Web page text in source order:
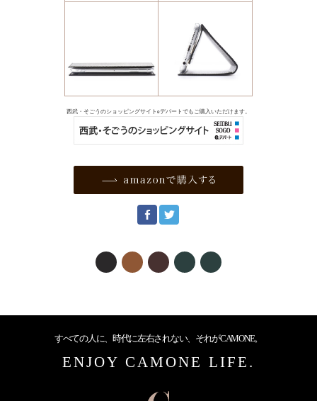
西武・そごうのショッピングサイトeデパートでもご購入いただけます。
a
c
b
o
で
すべての人に、時代に左右されない、それがCAMONE。
ENJOY CAMONE LIFE.